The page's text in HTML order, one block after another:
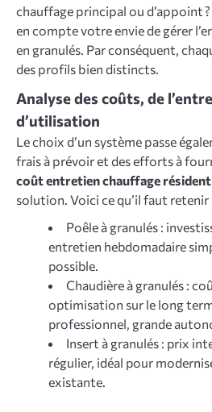
chauffage principal ou d’appoint
en compte votre envie de gérer
en granulés. Par conséquent,
des profils bien distincts.
Analyse des coûts, de
d’utilisation
Le choix d’un système passe
frais à prévoir et des efforts à
coût entretien chauffage
solution. Voici ce qu’il faut retenir
Poêle à granulés :
entretien hebdomadaire
possible.
Chaudière à granulés :
optimisation sur le long
professionnel, grande
Insert à granulés : prix
régulier, idéal pour
existante.